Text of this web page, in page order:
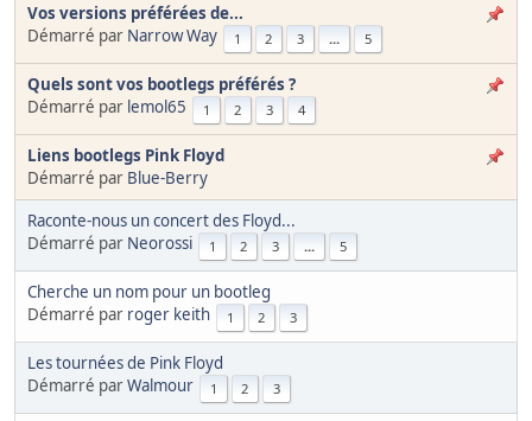
Vos versions préférées de...
Démarré par Narrow Way 1 2 3 ... 5
Quels sont vos bootlegs préférés ?
Démarré par lemol65 1 2 3 4
Liens bootlegs Pink Floyd
Démarré par Blue-Berry
Raconte-nous un concert des Floyd...
Démarré par Neorossi 1 2 3 ... 5
Cherche un nom pour un bootleg
Démarré par roger keith 1 2 3
Les tournées de Pink Floyd
Démarré parWalmour 1 2 3